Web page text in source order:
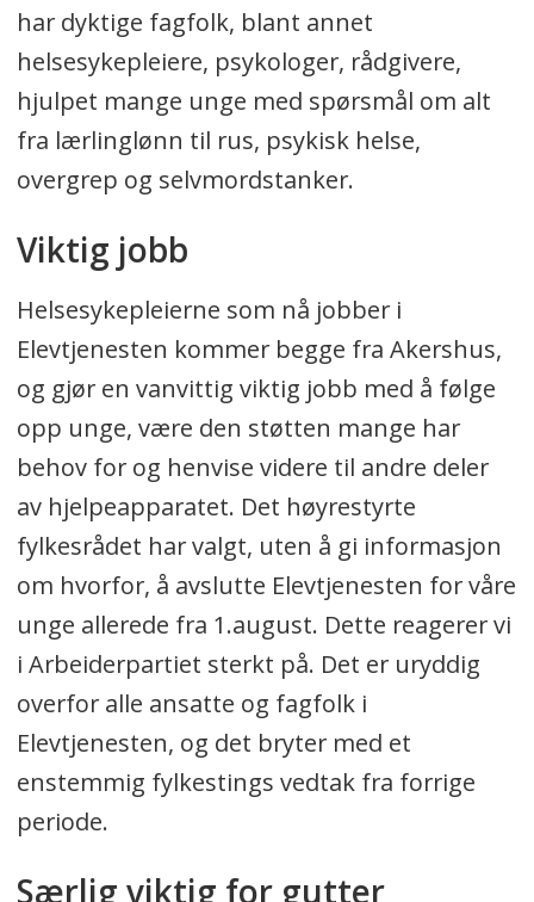
har dyktige fagfolk, blant annet
helsesykepleiere, psykologer, rådgivere,
hjulpet mange unge med spørsmål om alt
fra lærlinglønn til rus, psykisk helse,
overgrep og selvmordstanker.
Viktig jobb
Helsesykepleierne som nå jobber i
Elevtjenesten kommer begge fra Akershus,
og gjør en vanvittig viktig jobb med å følge
opp unge, være den støtten mange har
behov for og henvise videre til andre deler
av hjelpeapparatet. Det høyrestyrte
fylkesrådet har valgt, uten å gi informasjon
om hvorfor, å avslutte Elevtjenesten for våre
unge allerede fra 1.august. Dette reagerer vi
i Arbeiderpartiet sterkt på. Det er uryddig
overfor alle ansatte og fagfolk i
Elevtjenesten, og det bryter med et
enstemmig fylkestings vedtak fra forrige
periode.
Særlig viktig for gutter